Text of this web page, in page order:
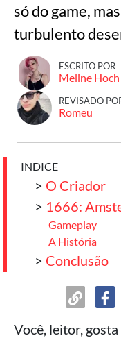
só do game,
turbulento
ESCRITO POR
Meline Hoch
REVISADO
Romeu
INDICE
> O Criador
> 1666:
Gameplay
A História
> Conclusão
Você, leitor,